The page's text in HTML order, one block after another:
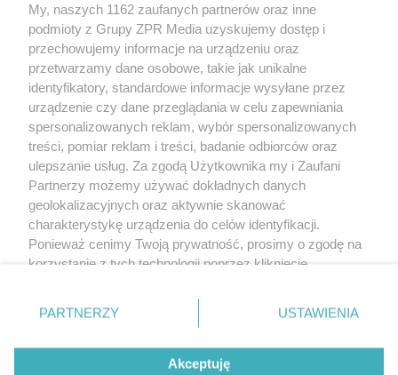
rozpowszechniany lub dalej rozpowszechniany w jakikolwiek sposób
(w tym także elektroniczny lub mechaniczny) na jakimkolwiek polu
eksploatacji w jakiejkolwiek formie, włącznie z umieszczaniem w
Internecie bez pisemnej zgody właściciela praw. Jakiekolwiek użycie
lub wykorzystanie utworów w całości lub w części z naruszeniem
prawa, tzn. bez właściwej zgody, jest zabronione pod groźbą kary i
może być ścigane prawnie.
O nas
Informacje prawne
Nasze serwisy
My, naszych 1162 zaufanych partnerów oraz inne
podmioty z Grupy ZPR Media uzyskujemy dostęp i
przechowujemy informacje na urządzeniu oraz
przetwarzamy dane osobowe, takie jak unikalne
identyfikatory, standardowe informacje wysyłane przez
urządzenie czy dane przeglądania w celu zapewniania
spersonalizowanych reklam, wybór spersonalizowanych
treści, pomiar reklam i treści, badanie odbiorców oraz
ulepszanie usług. Za zgodą Użytkownika my i Zaufani
Partnerzy możemy używać dokładnych danych
geolokalizacyjnych oraz aktywnie skanować
charakterystykę urządzenia do celów identyfikacji.
Ponieważ cenimy Twoją prywatność, prosimy o zgodę na
korzystanie z tych technologii poprzez kliknięcie
zmienić/wycofać klikając przycisk ustawień prywatności
znajdujący się w lewym dolnym rogu strony
rodzaje przetwarzania danych nie wymagają zgody
użytkownika, ale masz prawo sprzeciwić się takiemu
PARTNERZY USTAWIENIA
Akceptuję